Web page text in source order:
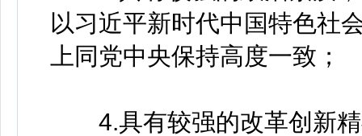
以习近平新时代中国特色社
上同党中央保持高度一致；
4.具有较强的改革创新精